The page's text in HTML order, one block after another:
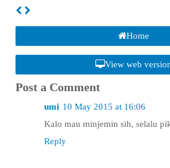
Home
View web
Post a Comment
umi 10 May 2015 at 16:06
Kalo mau minjemin sih, selalu
Reply